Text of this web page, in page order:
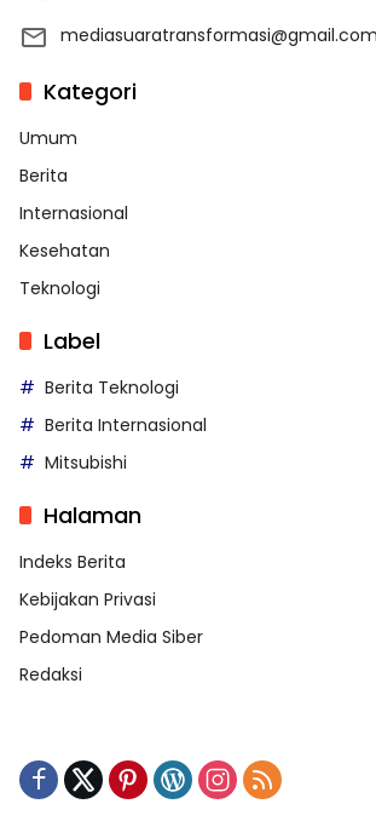
mediasuaratransformasi@gmail.com
Kategori
Umum
Berita
Internasional
Kesehatan
Teknologi
Label
Berita Teknologi
Berita Internasional
Mitsubishi
Halaman
Indeks Berita
Kebijakan Privasi
Pedoman Media Siber
Redaksi